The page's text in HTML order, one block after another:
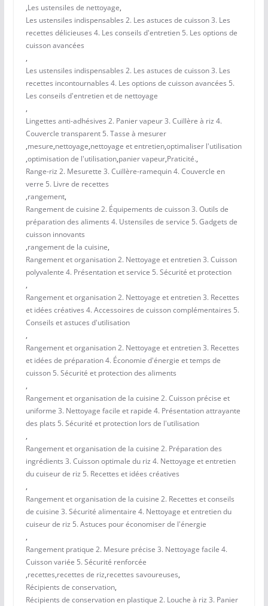
,Les ustensiles de nettoyage,
Les ustensiles indispensables 2. Les astuces de cuisson 3. Les
recettes délicieuses 4. Les conseils d'entretien 5. Les options de
cuisson avancées
,
Les ustensiles indispensables 2. Les astuces de cuisson 3. Les
recettes incontournables 4. Les options de cuisson avancées 5.
Les conseils d'entretien et de nettoyage
,
Lingettes anti-adhésives 2. Panier vapeur 3. Cuillère à riz 4.
Couvercle transparent 5. Tasse à mesurer
,mesure,nettoyage,nettoyage et entretien,optimaliser l'utilisation
,optimisation de l'utilisation,panier vapeur,Praticité.,
Range-riz 2. Mesurette 3. Cuillère-ramequin 4. Couvercle en
verre 5. Livre de recettes
,rangement,
Rangement de cuisine 2. Équipements de cuisson 3. Outils de
préparation des aliments 4. Ustensiles de service 5. Gadgets de
cuisson innovants
,rangement de la cuisine,
Rangement et organisation 2. Nettoyage et entretien 3. Cuisson
polyvalente 4. Présentation et service 5. Sécurité et protection
,
Rangement et organisation 2. Nettoyage et entretien 3. Recettes
et idées créatives 4. Accessoires de cuisson complémentaires 5.
Conseils et astuces d'utilisation
,
Rangement et organisation 2. Nettoyage et entretien 3. Recettes
et idées de préparation 4. Économie d'énergie et temps de
cuisson 5. Sécurité et protection des aliments
,
Rangement et organisation de la cuisine 2. Cuisson précise et
uniforme 3. Nettoyage facile et rapide 4. Présentation attrayante
des plats 5. Sécurité et protection lors de l'utilisation
,
Rangement et organisation de la cuisine 2. Préparation des
ingrédients 3. Cuisson optimale du riz 4. Nettoyage et entretien
du cuiseur de riz 5. Recettes et idées créatives
,
Rangement et organisation de la cuisine 2. Recettes et conseils
de cuisine 3. Sécurité alimentaire 4. Nettoyage et entretien du
cuiseur de riz 5. Astuces pour économiser de l'énergie
,
Rangement pratique 2. Mesure précise 3. Nettoyage facile 4.
Cuisson variée 5. Sécurité renforcée
,recettes,recettes de riz,recettes savoureuses,
Récipients de conservation,
Récipients de conservation en plastique 2. Louche à riz 3. Panier